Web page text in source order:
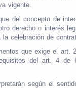
vigente.
del concepto de
derecho o interés
celebración de
que exige el art.
del art. 4 de
según el